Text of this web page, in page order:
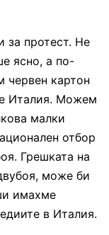
за протест. Не
ясно, а по-
червен картон
Италия. Можем
малки
отбор
Грешката на
може би
имахме
в Италия.